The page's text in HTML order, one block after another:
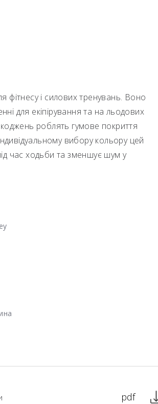
фітнесу і силових тренувань. Воно
для екіпірування та на льодових
роблять гумове покриття
вибору кольору цей
час ходьби та зменшує шум у
pdf